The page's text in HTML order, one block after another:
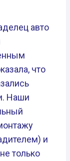
авто
что
Наши
и
только